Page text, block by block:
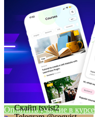
Оплатить участие в курсе
Скайп tsvist2